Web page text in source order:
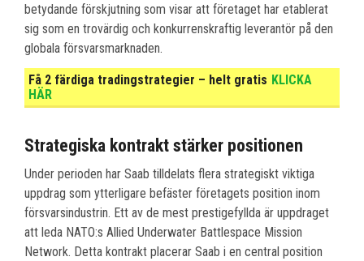
betydande förskjutning som visar att företaget har etablerat
sig som en trovärdig och konkurrenskraftig leverantör på den
globala försvarsmarknaden.
Få 2 färdiga tradingstrategier – helt gratis KLICKA
HÄR
Strategiska kontrakt stärker positionen
Under perioden har Saab tilldelats flera strategiskt viktiga
uppdrag som ytterligare befäster företagets position inom
försvarsindustrin. Ett av de mest prestigefyllda är uppdraget
att leda NATO:s Allied Underwater Battlespace Mission
Network. Detta kontrakt placerar Saab i en central position